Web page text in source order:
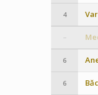
4
–
6
6